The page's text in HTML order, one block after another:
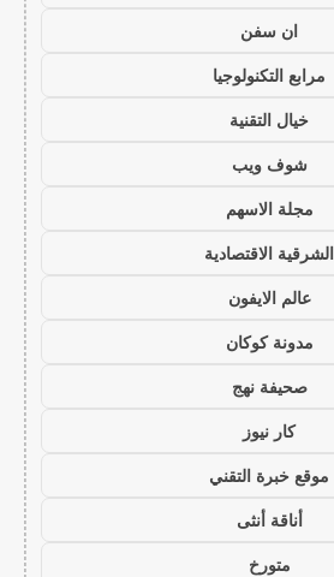
ان سفن
مرابع التكنولوجيا
خيال التقنية
شوف ويب
مجلة الاسهم
الشرقية الاقتصادية
عالم الايفون
مدونة كوكان
صحيفة نهج
كار نيوز
موقع خبرة التقني
أناقة أنثى
متورخ